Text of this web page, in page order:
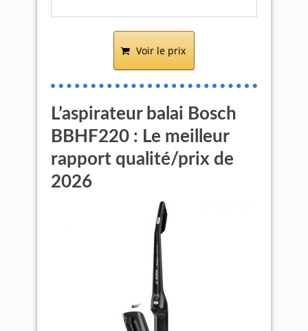
Voir le prix
L’aspirateur balai Bosch
BBHF220 : Le meilleur
rapport qualité/prix de
2026